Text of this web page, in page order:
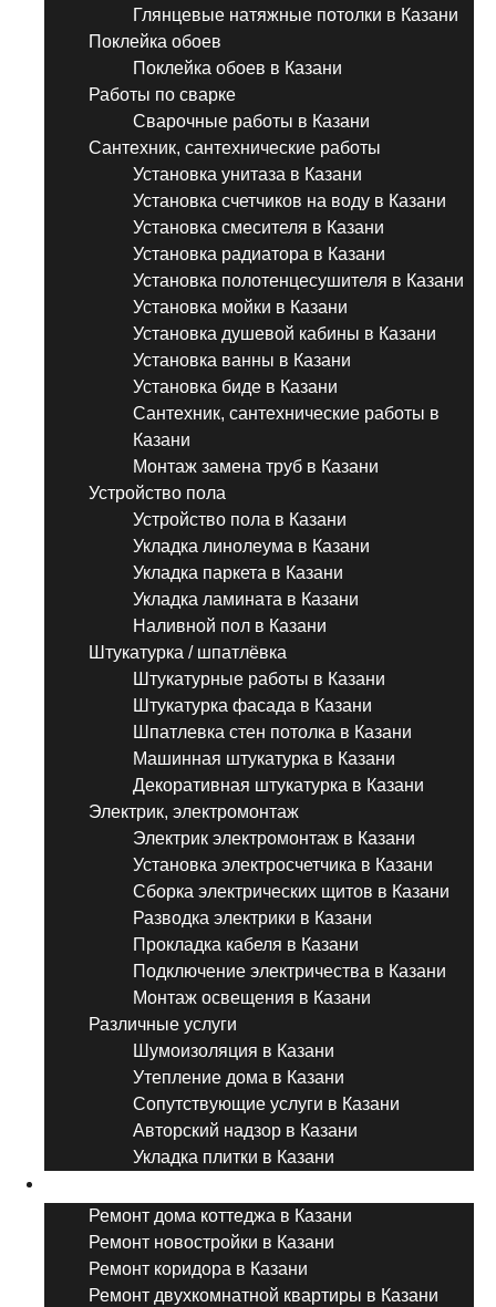
Глянцевые натяжные потолки в Казани
Поклейка обоев
Поклейка обоев в Казани
Работы по сварке
Сварочные работы в Казани
Сантехник, сантехнические работы
Установка унитаза в Казани
Установка счетчиков на воду в Казани
Установка смесителя в Казани
Установка радиатора в Казани
Установка полотенцесушителя в Казани
Установка мойки в Казани
Установка душевой кабины в Казани
Установка ванны в Казани
Установка биде в Казани
Сантехник, сантехнические работы в
Казани
Монтаж замена труб в Казани
Устройство пола
Устройство пола в Казани
Укладка линолеума в Казани
Укладка паркета в Казани
Укладка ламината в Казани
Наливной пол в Казани
Штукатурка / шпатлёвка
Штукатурные работы в Казани
Штукатурка фасада в Казани
Шпатлевка стен потолка в Казани
Машинная штукатурка в Казани
Декоративная штукатурка в Казани
Электрик, электромонтаж
Электрик электромонтаж в Казани
Установка электросчетчика в Казани
Сборка электрических щитов в Казани
Разводка электрики в Казани
Прокладка кабеля в Казани
Подключение электричества в Казани
Монтаж освещения в Казани
Различные услуги
Шумоизоляция в Казани
Утепление дома в Казани
Сопутствующие услуги в Казани
Авторский надзор в Казани
Укладка плитки в Казани
Ремонт дома коттеджа в Казани
Ремонт новостройки в Казани
Ремонт коридора в Казани
Ремонт двухкомнатной квартиры в Казани